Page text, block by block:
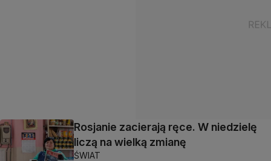
Rosjanie zacierają ręce. W niedzielę
liczą na wielką zmianę
ŚWIAT